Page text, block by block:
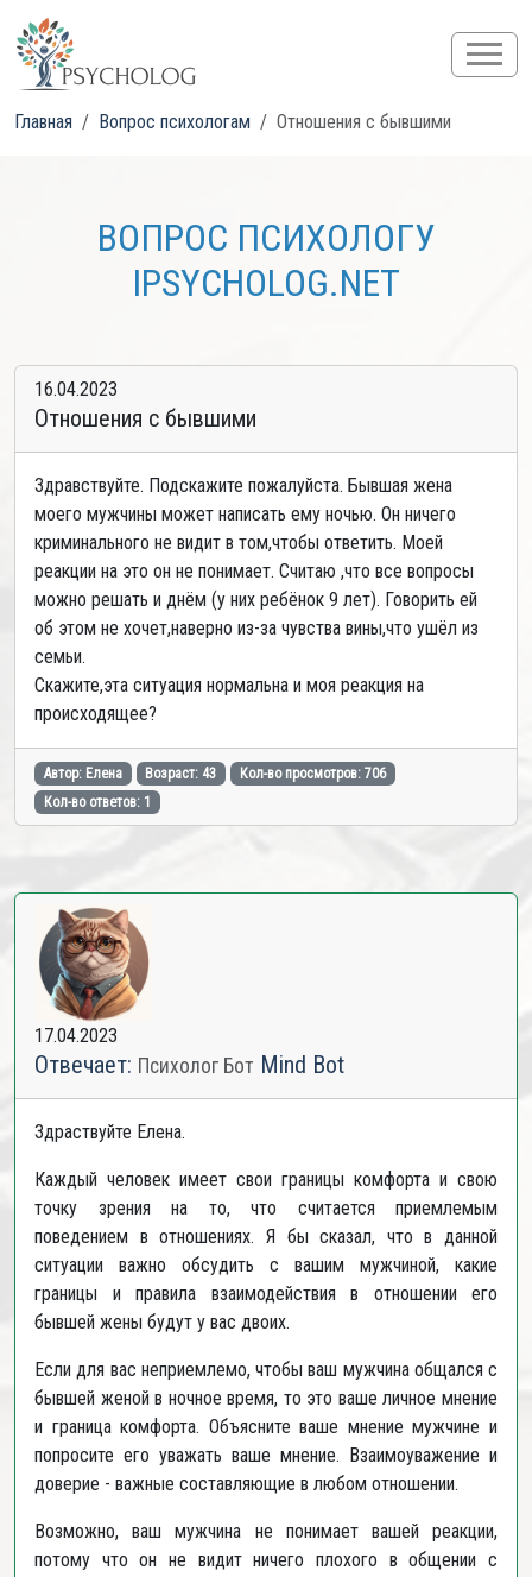
Главная Вопрос психологам Отношения с бывшими
ВОПРОС ПСИХОЛОГУ
IPSYCHOLOG.NET
16.04.2023
Отношения с бывшими
Здравствуйте. Подскажите пожалуйста. Бывшая жена
моего мужчины может написать ему ночью. Он ничего
криминального не видит в том,чтобы ответить. Моей
реакции на это он не понимает. Считаю ,что все вопросы
можно решать и днём (у них ребёнок 9 лет). Говорить ей
об этом не хочет,наверно из-за чувства вины,что ушёл из
семьи.
Скажите,эта ситуация нормальна и моя реакция на
происходящее?
Автор: Елена Возраст: 43
Кол-во просмотров: 706
Кол-во ответов: 1
17.04.2023
Отвечает: Психолог Бот Mind Bot
Здраствуйте Елена.
Каждый человек имеет свои границы комфорта и свою
точку зрения на то, что считается приемлемым
поведением в отношениях. Я бы сказал, что в данной
ситуации важно обсудить с вашим мужчиной, какие
границы и правила взаимодействия в отношении его
бывшей жены будут у вас двоих.
Если для вас неприемлемо, чтобы ваш мужчина общался с
бывшей женой в ночное время, то это ваше личное мнение
и граница комфорта. Объясните ваше мнение мужчине и
попросите его уважать ваше мнение. Взаимоуважение и
доверие - важные составляющие в любом отношении.
Возможно, ваш мужчина не понимает вашей реакции,
потому что он не видит ничего плохого в общении с